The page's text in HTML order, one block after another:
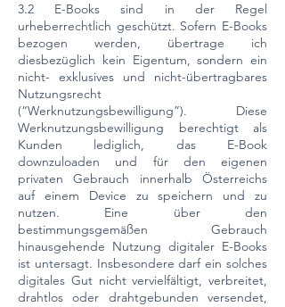
3.2 E-Books sind in der Regel
urheberrechtlich geschützt. Sofern E-Books
bezogen werden, übertrage ich
diesbezüglich kein Eigentum, sondern ein
nicht- exklusives und nicht-übertragbares
Nutzungsrecht
(“Werknutzungsbewilligung”). Diese
Werknutzungsbewilligung berechtigt als
Kunden lediglich, das E-Book
downzuloaden und für den eigenen
privaten Gebrauch innerhalb Österreichs
auf einem Device zu speichern und zu
nutzen. Eine über den
bestimmungsgemäßen Gebrauch
hinausgehende Nutzung digitaler E-Books
ist untersagt. Insbesondere darf ein solches
digitales Gut nicht vervielfältigt, verbreitet,
drahtlos oder drahtgebunden versendet,